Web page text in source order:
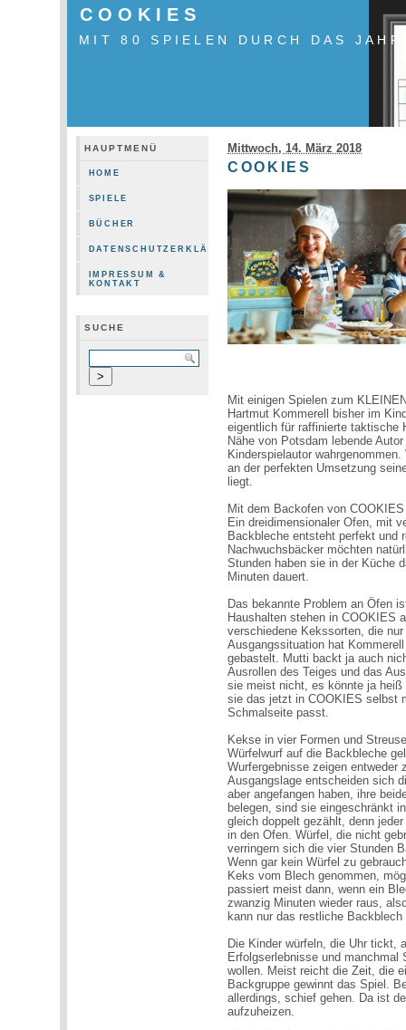
COOKIES
MIT 80 SPIELEN DURCH DAS JAHR
HAUPTMENÜ
HOME
SPIELE
BÜCHER
DATENSCHUTZERKLÄRUNG
IMPRESSUM &
KONTAKT
SUCHE
Mittwoch, 14. März 2018
COOKIES
Mit einigen Spielen zum
Hartmut Kommerell bisher im
eigentlich für raffinierte taktische
Nähe von Potsdam lebende
Kinderspielautor
an der perfekten Umsetzung
liegt.
Mit dem Backofen von
Ein dreidimensionaler Ofen, mit
Backbleche entsteht perfekt und
Nachwuchsbäcker möchten
Stunden haben sie in der Küche
Minuten dauert.
Das bekannte Problem an Öfen
Haushalten stehen in COOKIES
verschiedene Kekssorten, die
Ausgangssituation hat
gebastelt. Mutti backt ja auch
Ausrollen des Teiges und das
sie meist nicht, es könnte ja heiß
sie das jetzt in COOKIES selbst
Schmalseite passt.
Kekse in vier Formen und
Würfelwurf auf die Backbleche
Wurfergebnisse zeigen
Ausgangslage entscheiden sich
aber angefangen haben, ihre
belegen, sind sie eingeschränkt
gleich doppelt gezählt, denn
in den Ofen. Würfel, die nicht
verringern sich die vier Stunden
Wenn gar kein Würfel zu
Keks vom Blech genommen,
passiert meist dann, wenn ein
zwanzig Minuten wieder raus,
kann nur das restliche
Die Kinder würfeln, die Uhr tickt,
Erfolgserlebnisse und
wollen. Meist reicht die Zeit, die
Backgruppe gewinnt das Spiel.
allerdings, schief gehen. Da ist
aufzuheizen.